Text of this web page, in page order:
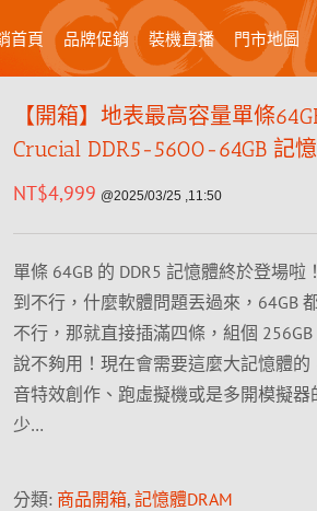
首頁 品牌促銷 裝機直播 門市地圖
【開箱】地表最高容量單條
Crucial DDR5-5600-64GB 記憶
NT$4,999 @2025/03/25 ,11:50
單條 64GB 的 DDR5 記憶體終於登場啦
到不行，什麼軟體問題丟過來，64GB
不行，那就直接插滿四條，組個
說不夠用！現在會需要這麼大記憶體的
音特效創作、跑虛擬機或是多開模擬器
少…
分類: 商品開箱, 記憶體DRAM